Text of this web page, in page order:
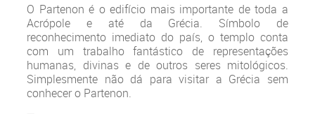
O Partenon é o edifício mais importante de toda a
Acrópole e até da Grécia. Símbolo de
reconhecimento imediato do país, o templo conta
com um trabalho fantástico de representações
humanas, divinas e de outros seres mitológicos.
Simplesmente não dá para visitar a Grécia sem
conhecer o Partenon.